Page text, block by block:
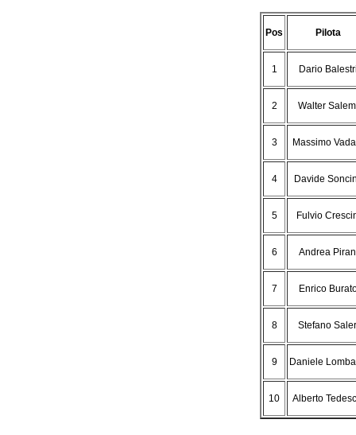
Pos Pilota
1 Dario
2 Walter
3 Massimo
4 Davide
5 Fulvio
6 Andrea
7 Enrico
8 Stefano
9 Daniele
10 Alberto